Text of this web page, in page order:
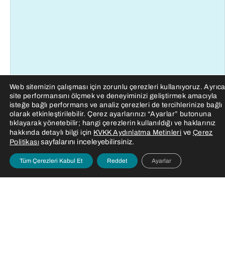
Web sitemizin çalışması için zorunlu çerezleri kullanıyoruz. Ayrıca
site performansını ölçmek ve deneyiminizi geliştirmek amacıyla
isteğe bağlı performans ve analiz çerezleri de tercihlerinize bağlı
olarak etkinleştirilebilir. Çerez ayarlarınızı “Ayarlar” butonuna
tıklayarak yönetebilir; hangi çerezlerin kullanıldığı ve haklarınız
hakkında detaylı bilgi için KVKK Aydınlatma Metinleri ve Çerez
Politikası sayfalarını inceleyebilirsiniz.
Tüm Çerezleri Kabul Et Reddet Ayarlar